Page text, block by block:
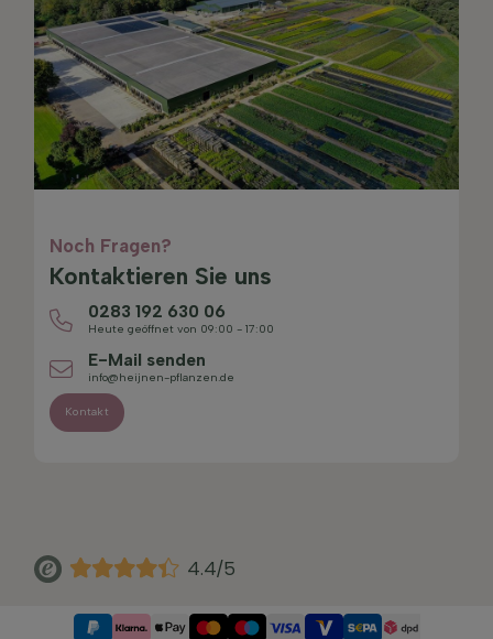
Noch Fragen?
Kontaktieren Sie uns
0283 192 630 06
Heute geöffnet von 09:00 - 17:00
E-Mail senden
info@heijnen-pflanzen.de
Kontakt
4.4/5